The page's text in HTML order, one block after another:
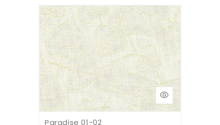
Paradise 01-02